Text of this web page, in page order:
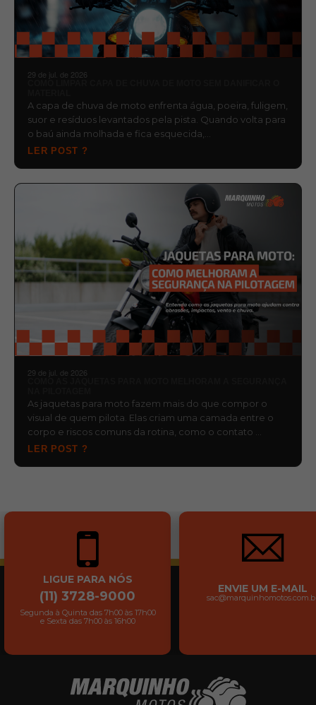
29 de jul. de 2026
A capa de chuva de moto enfrenta água, poeira, fuligem,
suor e resíduos levantados pela pista. Quando volta para
o baú ainda molhada e fica esquecida,…
LER POST ?
29 de jul. de 2026
As jaquetas para moto fazem mais do que compor o
visual de quem pilota. Elas criam uma camada entre o
corpo e riscos comuns da rotina, como o contato …
LER POST ?
LIGUE PARA NÓS
(11) 3728-9000
Segunda à Quinta das 7h00 às 17h00
e Sexta das 7h00 às 16h00
ENVIE UM E-MAIL